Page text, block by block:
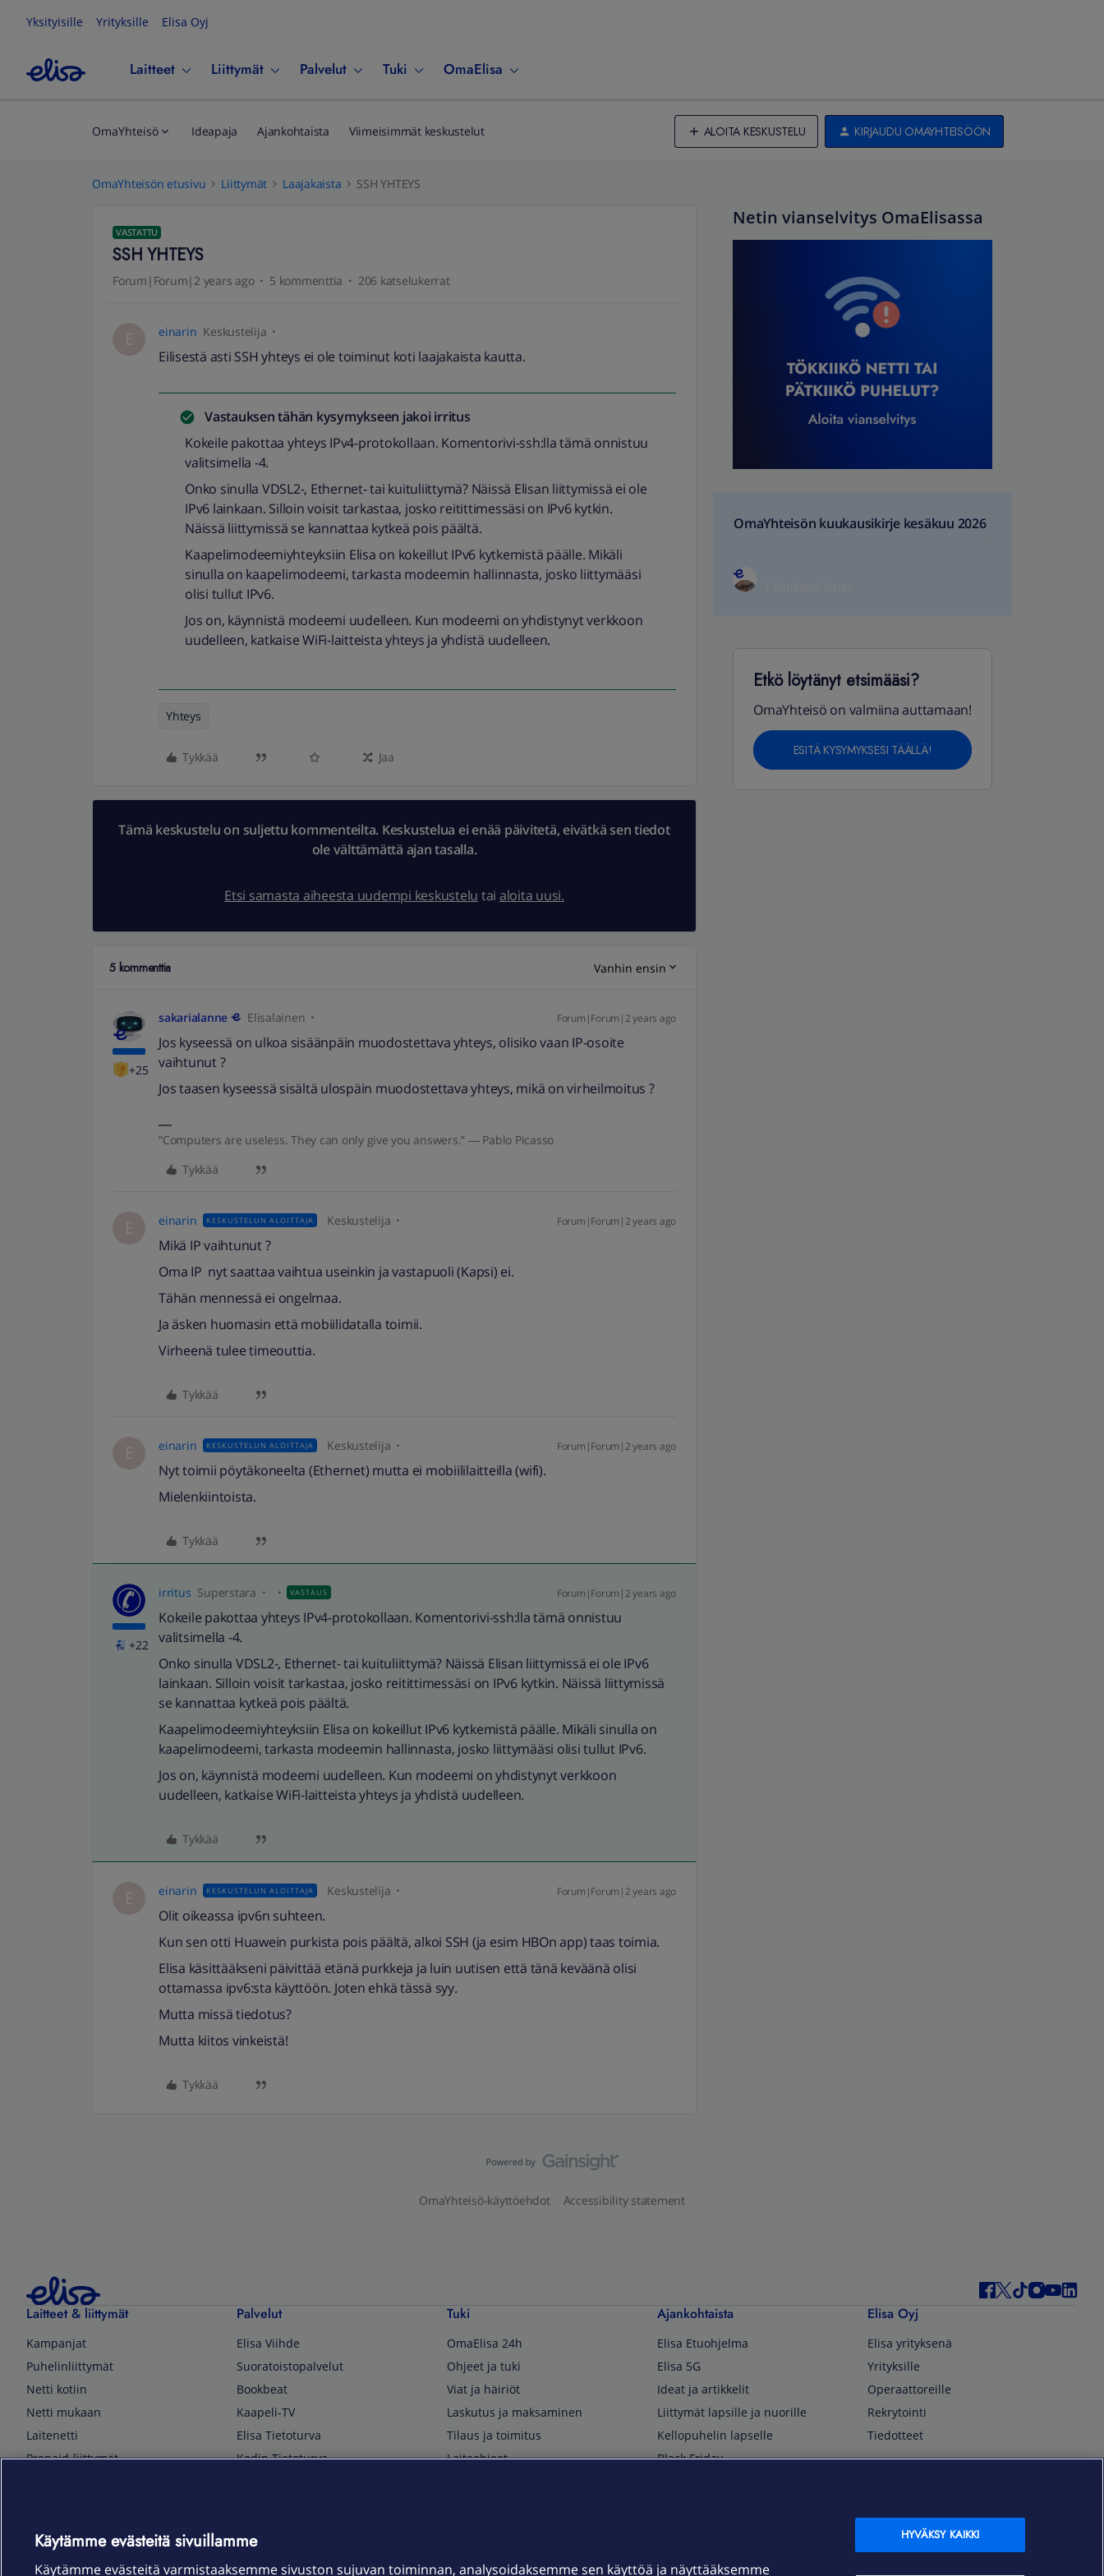
Yksityisille Yrityksille Elisa Oyj
Laitteet Liittymät Palvelut Tuki OmaElisa
OmaYhteisö Ideapaja Ajankohtaista Viimeisimmät keskustelut ALOITA KESKUSTELU KIRJAUDU OMAYHTEISÖÖN
OmaYhteisön etusivu Liittymät Laajakaista SSH YHTEYS
VASTATTU
SSH YHTEYS
Forum|Forum|2 years ago 5 kommenttia 206 katselukerrat
E einarin Keskustelija
Eilisestä asti SSH yhteys ei ole toiminut koti laajakaista kautta.
Vastauksen tähän kysymykseen jakoi irritus
Kokeile pakottaa yhteys IPv4-protokollaan. Komentorivi-ssh:lla tämä onnistuu
valitsimella -4.
Onko sinulla VDSL2-, Ethernet- tai kuituliittymä? Näissä Elisan liittymissä ei ole
IPv6 lainkaan. Silloin voisit tarkastaa, josko reitittimessäsi on IPv6 kytkin.
Näissä liittymissä se kannattaa kytkeä pois päältä.
Kaapelimodeemiyhteyksiin Elisa on kokeillut IPv6 kytkemistä päälle. Mikäli
sinulla on kaapelimodeemi, tarkasta modeemin hallinnasta, josko liittymääsi
olisi tullut IPv6.
Jos on, käynnistä modeemi uudelleen. Kun modeemi on yhdistynyt verkkoon
uudelleen, katkaise WiFi-laitteista yhteys ja yhdistä uudelleen.
Yhteys
Tykkää Jaa
Tämä keskustelu on suljettu kommenteilta. Keskustelua ei enää päivitetä, eivätkä sen tiedot
ole välttämättä ajan tasalla.
Etsi samasta aiheesta uudempi keskustelu tai aloita uusi.
5 kommenttia Vanhin ensin
+25
sakarialanne Elisalainen Forum|Forum|2 years ago
Jos kyseessä on ulkoa sisäänpäin muodostettava yhteys, olisiko vaan IP-osoite
vaihtunut ?
Jos taasen kyseessä sisältä ulospäin muodostettava yhteys, mikä on virheilmoitus ?
“Computers are useless. They can only give you answers.” ― Pablo Picasso
Tykkää
E einarin KESKUSTELUN ALOITTAJA Keskustelija Forum|Forum|2 years ago
Mikä IP vaihtunut ?
Oma IP nyt saattaa vaihtua useinkin ja vastapuoli (Kapsi) ei.
Tähän mennessä ei ongelmaa.
Ja äsken huomasin että mobiilidatalla toimii.
Virheenä tulee timeouttia.
Tykkää
E einarin KESKUSTELUN ALOITTAJA Keskustelija Forum|Forum|2 years ago
Nyt toimii pöytäkoneelta (Ethernet) mutta ei mobiililaitteilla (wifi).
Mielenkiintoista.
Tykkää
+22
irritus Superstara VASTAUS Forum|Forum|2 years ago
Kokeile pakottaa yhteys IPv4-protokollaan. Komentorivi-ssh:lla tämä onnistuu
valitsimella -4.
Onko sinulla VDSL2-, Ethernet- tai kuituliittymä? Näissä Elisan liittymissä ei ole IPv6
lainkaan. Silloin voisit tarkastaa, josko reitittimessäsi on IPv6 kytkin. Näissä liittymissä
se kannattaa kytkeä pois päältä.
Kaapelimodeemiyhteyksiin Elisa on kokeillut IPv6 kytkemistä päälle. Mikäli sinulla on
kaapelimodeemi, tarkasta modeemin hallinnasta, josko liittymääsi olisi tullut IPv6.
Jos on, käynnistä modeemi uudelleen. Kun modeemi on yhdistynyt verkkoon
uudelleen, katkaise WiFi-laitteista yhteys ja yhdistä uudelleen.
Tykkää
E einarin KESKUSTELUN ALOITTAJA Keskustelija Forum|Forum|2 years ago
Olit oikeassa ipv6n suhteen.
Kun sen otti Huawein purkista pois päältä, alkoi SSH (ja esim HBOn app) taas toimia.
Elisa käsittääkseni päivittää etänä purkkeja ja luin uutisen että tänä keväänä olisi
ottamassa ipv6:sta käyttöön. Joten ehkä tässä syy.
Mutta missä tiedotus?
Mutta kiitos vinkeistä!
Tykkää
Netin vianselvitys OmaElisassa
OmaYhteisön kuukausikirje kesäkuu 2026
Etkö löytänyt etsimääsi?
OmaYhteisö on valmiina auttamaan!
ESITÄ KYSYMYKSESI TÄÄLLÄ!
OmaYhteisö-käyttöehdot Accessibility statement
Laitteet & liittymät
Kampanjat
Puhelinliittymät
Netti kotiin
Netti mukaan
Laitenetti
Prepaid-liittymät
TV & audio
Palvelut
Elisa Viihde
Suoratoistopalvelut
Bookbeat
Kaapeli-TV
Elisa Tietoturva
Kodin Tietoturva
Elisa Kotiverkko
Tuki
OmaElisa 24h
Ohjeet ja tuki
Viat ja häiriöt
Laskutus ja maksaminen
Tilaus ja toimitus
Laiteohjeet
Ajankohtaista
Elisa Etuohjelma
Elisa 5G
Ideat ja artikkelit
Liittymät lapsille ja nuorille
Kellopuhelin lapselle
Black Friday
Elisa Oyj
Elisa yrityksenä
Yrityksille
Operaattoreille
Rekrytointi
Tiedotteet
OmaElisa Self Service
Moving to Finland
Käytämme evästeitä sivuillamme
Käytämme evästeitä varmistaaksemme sivuston sujuvan toiminnan, analysoidaksemme sen käyttöä ja näyttääksemme
HYVÄKSY KAIKKI